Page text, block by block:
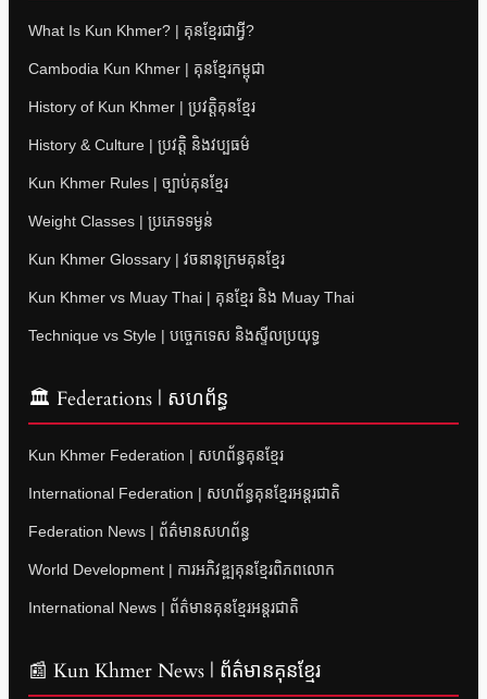
What Is Kun Khmer? | គុនខ្មែរជាអ្វី?
Cambodia Kun Khmer | គុនខ្មែរកម្ពុជា
History of Kun Khmer | ប្រវត្តិគុនខ្មែរ
History & Culture | ប្រវត្តិ និងវប្បធម៌
Kun Khmer Rules | ច្បាប់គុនខ្មែរ
Weight Classes | ប្រភេទទម្ងន់
Kun Khmer Glossary | វចនានុក្រមគុនខ្មែរ
Kun Khmer vs Muay Thai | គុនខ្មែរ និង Muay Thai
Technique vs Style | បច្ចេកទេស និងស្ទីលប្រយុទ្ធ
🏛 Federations | សហព័ន្ធ
Kun Khmer Federation | សហព័ន្ធគុនខ្មែរ
International Federation | សហព័ន្ធគុនខ្មែរអន្តរជាតិ
Federation News | ព័ត៌មានសហព័ន្ធ
World Development | ការអភិវឌ្ឍគុនខ្មែរពិភពលោក
International News | ព័ត៌មានគុនខ្មែរអន្តរជាតិ
📰 Kun Khmer News | ព័ត៌មានគុនខ្មែរ